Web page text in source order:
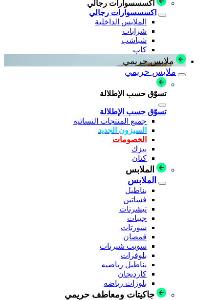
اكسسسوارات رجالي
اكسسسوارات رجالي
الملابس الداخلية
شرابات
شباشب
كاب
ملابس حريمي
ملابس حريمي
تسوّق حسب الإطلالة
تسوّق حسب الإطلالة
جميع المنتجات النسائيه
السيزون الجديد
الخصومات
بيزك
كتان
الملابس
الملابس
بناطيل
فساتين
تيشرتات
جيبات
شورتات
قمصان
سويت شيرتات
بلوفرات
بناطيل رياضيه
كارديجان
بلوزات رياضه
جاكيتات ومعاطف حريمي